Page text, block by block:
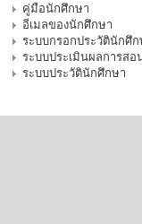
คู่มือนักศึกษา
อีเมลของนักศึกษา
ระบบกรอกประวัตินักศึก
ระบบประเมินผลการสอ
ระบบประวัตินักศึกษา